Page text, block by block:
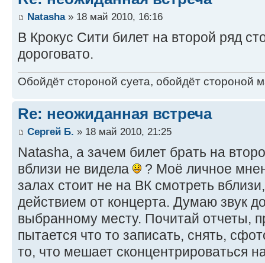
Natasha» 18 май 2010, 16:16
В Крокус Сити билет на второй ряд
дороговато.
Обойдёт стороной суета, обойдёт стороной
Re: неожиданная встреча
Сергей Б. » 18 май 2010, 21:25
Natasha, а зачем билет брать на
вблизи не видела
? Моё личное
залах стоит не на ВК смотреть
действием от концерта. Думаю звук
выбранному месту. Почитай отчеты,
пытается что то записать, снять,
то, что мешает сконцентрироваться